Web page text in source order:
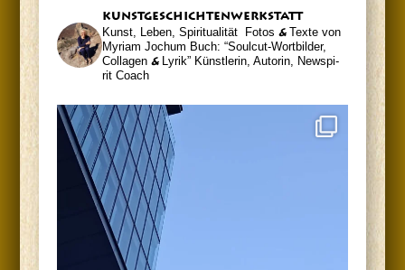
kunst­ge­schich­ten­werk­statt
Kunst, Leben, Spiritualität Fotos &Tex­te von
Myri­am Jochum Buch: “Soul­cut-Wort­bil­der,
Col­la­gen &Lyrik”Künst­le­rin, Autorin, News­pi­
rit Coach